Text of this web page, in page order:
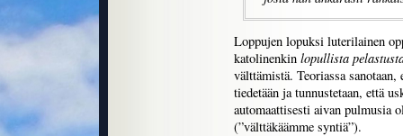
Loppujen lopuksi luterilainen
katolinenkin lopullista
välttämistä. Teoriassa
tiedetään ja tunnustetaan, että
automaattisesti aivan pulmusia
(”välttäkäämme syntiä”).